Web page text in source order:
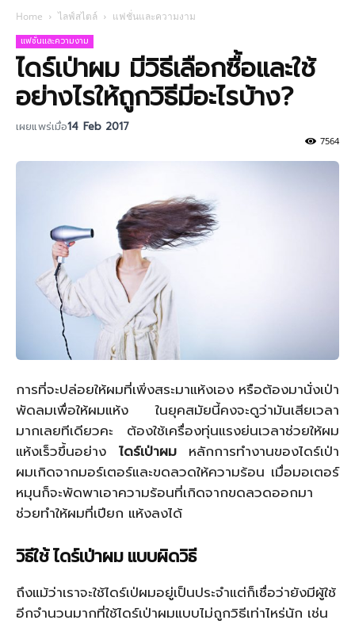
Home ไลฟ์สไตล์ แฟชั่นและความงาม
แฟชั่นและความงาม
ไดร์เป่าผม มีวิธีเลือกซื้อและใช้
อย่างไรให้ถูกวิธีมีอะไรบ้าง?
เผยแพร่เมื่อ14 Feb 2017
7564
การที่จะปล่อยให้ผมที่เพิ่งสระมาแห้งเอง หรือต้องมานั่งเป่า
พัดลมเพื่อให้ผมแห้ง ในยุคสมัยนี้คงจะดูว่ามันเสียเวลา
มากเลยทีเดียวคะ ต้องใช้เครื่องทุ่นแรงย่นเวลาช่วยให้ผม
แห้งเร็วขึ้นอย่าง ไดร์เป่าผมหลักการทำงานของไดร์เป่า
ผมเกิดจากมอร์เตอร์และขดลวดให้ความร้อน เมื่อมอเตอร์
หมุนก็จะพัดพาเอาความร้อนที่เกิดจากขดลวดออกมา
ช่วยทำให้ผมที่เปียก แห้งลงได้
วิธีใช้ ไดร์เป่าผม แบบผิดวิธี
ถึงแม้ว่าเราจะใช้ไดร์เป่ผมอยู่เป็นประจำแต่ก็เชื่อว่ายังมีผู้ใช้
อีกจำนวนมากที่ใช้ไดร์เป่าผมแบบไม่ถูกวิธีเท่าไหร่นัก เช่น